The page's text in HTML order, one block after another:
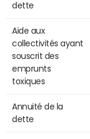
dette
Aide aux
collectivités ayant
souscrit des
emprunts
toxiques
Annuité de la
dette